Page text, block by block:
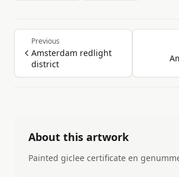
Previous
Amsterdam redlight
district
About this artwork
Painted giclee certificate en